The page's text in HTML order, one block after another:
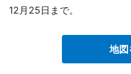
12月25日まで。
地図